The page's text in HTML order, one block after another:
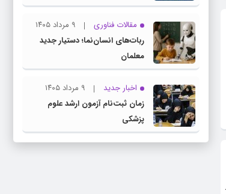
مقالات فناوری
۹ مرداد ۱۴۰۵
ربات‌های انسان‌نما؛ دستیار جدید
معلمان
اخبار جدید
۹ مرداد ۱۴۰۵
زمان ثبت‌نام آزمون ارشد علوم
پزشکی